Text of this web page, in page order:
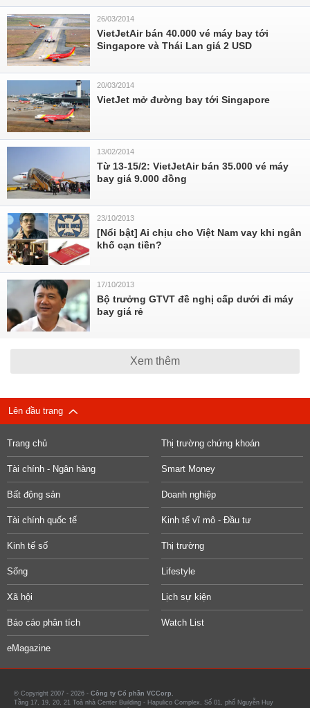
26/03/2014
VietJetAir bán 40.000 vé máy bay tới
Singapore và Thái Lan giá 2 USD
20/03/2014
VietJet mở đường bay tới Singapore
13/02/2014
Từ 13-15/2: VietJetAir bán 35.000 vé máy
bay giá 9.000 đồng
23/10/2013
[Nổi bật] Ai chịu cho Việt Nam vay khi ngân
khố cạn tiền?
17/10/2013
Bộ trưởng GTVT đề nghị cấp dưới đi máy
bay giá rẻ
Xem thêm
Lên đầu trang
Trang chủ Thị trường chứng khoán
Tài chính - Ngân hàng Smart Money
Bất động sản Doanh nghiệp
Tài chính quốc tế Kinh tế vĩ mô - Đầu tư
Kinh tế số Thị trường
Sống Lifestyle
Xã hội Lịch sự kiện
Báo cáo phân tích Watch List
eMagazine
© Copyright 2007 - 2026 - Công ty Cổ phần VCCorp.
Tầng 17, 19, 20, 21 Toà nhà Center Building - Hapulico Complex, Số 01, phố Nguyễn Huy